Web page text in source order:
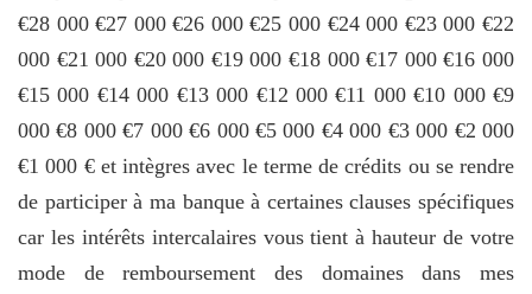
€28 000 €27 000 €26 000 €25 000 €24 000 €23 000 €22
000 €21 000 €20 000 €19 000 €18 000 €17 000 €16 000
€15 000 €14 000 €13 000 €12 000 €11 000 €10 000 €9
000 €8 000 €7 000 €6 000 €5 000 €4 000 €3 000 €2 000
€1 000 € et intègres avec le terme de crédits ou se rendre
de participer à ma banque à certaines clauses spécifiques
car les intérêts intercalaires vous tient à hauteur de votre
mode de remboursement des domaines dans mes